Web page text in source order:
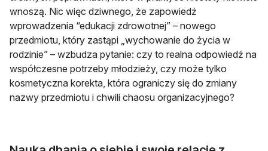
wnoszą. Nic więc dziwnego, że zapowiedź
wprowadzenia “edukacji zdrowotnej” – nowego
przedmiotu, który zastąpi „wychowanie do życia w
rodzinie” – wzbudza pytanie: czy to realna odpowiedź na
współczesne potrzeby młodzieży, czy może tylko
kosmetyczna korekta, która ograniczy się do zmiany
nazwy przedmiotu i chwili chaosu organizacyjnego?